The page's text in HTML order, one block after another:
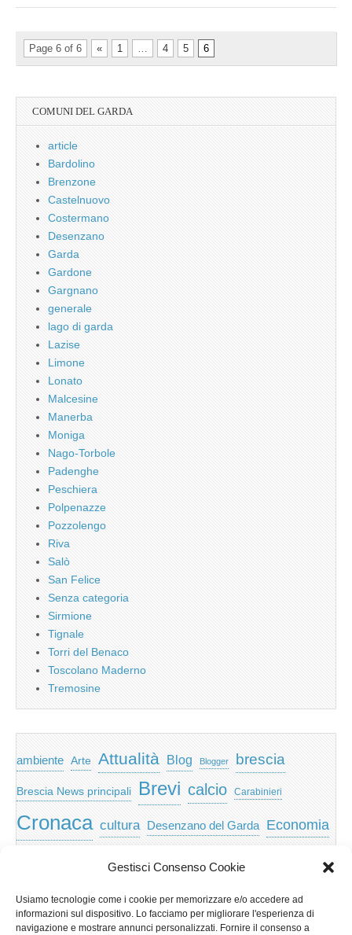
Gestisci Consenso Cookie
Usiamo tecnologie come i cookie per memorizzare e/o accedere ad
informazioni sul dispositivo. Lo facciamo per migliorare l'esperienza di
navigazione e mostrare annunci personalizzati. Fornire il consenso a
Page 6 of 6 « 1 4 5 6
COMUNI DEL GARDA
article
Bardolino
Brenzone
Castelnuovo
Costermano
Desenzano
Garda
Gardone
Gargnano
generale
lago di garda
Lazise
Limone
Lonato
Malcesine
Manerba
Moniga
Nago-Torbole
Padenghe
Peschiera
Polpenazze
Pozzolengo
Riva
Salò
San Felice
Senza categoria
Sirmione
Tignale
Torri del Benaco
Toscolano Maderno
Tremosine
ambiente Arte Attualità Blog Blogger brescia
Brescia News principali Brevi calcio Carabinieri
Cronaca cultura Desenzano del Garda Economia
lago di garda Musica Nera news Notizie